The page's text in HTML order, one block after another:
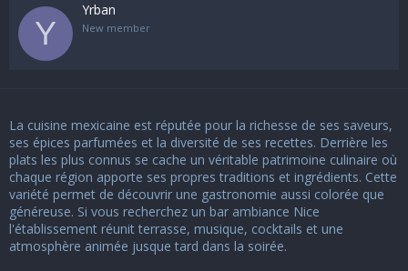
u
r
d
e
i
s
c
u
s
s
i
n
d
e
Y
Yrban
New member
La cuisine mexicaine est réputée pour la richesse de ses saveurs,
ses épices parfumées et la diversité de ses recettes. Derrière les
plats les plus connus se cache un véritable patrimoine culinaire où
chaque région apporte ses propres traditions et ingrédients. Cette
variété permet de découvrir une gastronomie aussi colorée que
généreuse. Si vous recherchez un bar ambiance Nice
l'établissement réunit terrasse, musique, cocktails et une
atmosphère animée jusque tard dans la soirée.